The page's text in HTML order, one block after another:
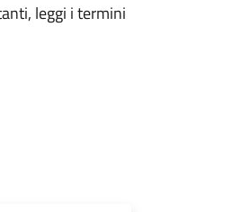
leggi i termini